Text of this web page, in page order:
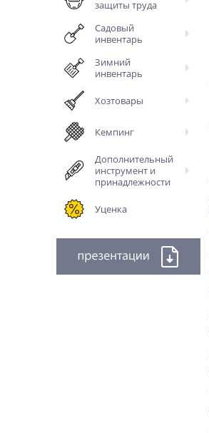
защиты труда
Садовый
инвентарь
Зимний
инвентарь
Хозтовары
Кемпинг
Дополнительный
инструмент и
принадлежности
Уценка